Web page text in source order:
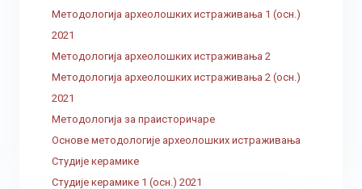
Методологија археолошких истраживања 1 (осн.)
2021
Методологија археолошких истраживања 2
Методологија археолошких истраживања 2 (осн.)
2021
Методологија за праисторичаре
Основе методологије археолошких истраживања
Студије керамике
Студије керамике 1 (осн.) 2021